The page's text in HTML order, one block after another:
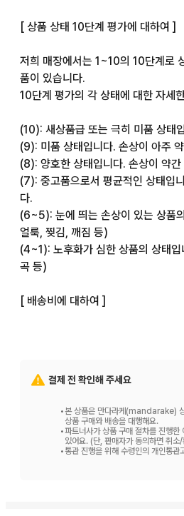
[ 상품 상태 10단계 평가에 대하여 ]
저희 매장에서는 1~10의 10단계로
품이 있습니다.
10단계 평가의 각 상태에 대한 자세
(10): 새상품급 또는 극히 미품 상태
(9): 미품 상태입니다. 손상이 아주
(8): 양호한 상태입니다. 손상이 약간
(7): 중고품으로서 평균적인 상태입
다.
(6~5): 눈에 띄는 손상이 있는 상품
얼룩, 찢김, 깨짐 등)
(4~1): 노후화가 심한 상품의 상태
곡 등)
[ 배송비에 대하여 ]
[ 상품에 대하여 ]
상품은 매장, 다른 사이트와 재고를
주문 후 재고 확보가 어려울 수 있습
결제 전 확인해 주세요
•본 상품은 만다라케(mandarake)
상품 구매와 배송을 대행해요.
•파트너사가 상품 구매 절차를 진행
있어요. (단, 판매자가 동의하면 취소
•통관 진행을 위해 수령인의 개인통관